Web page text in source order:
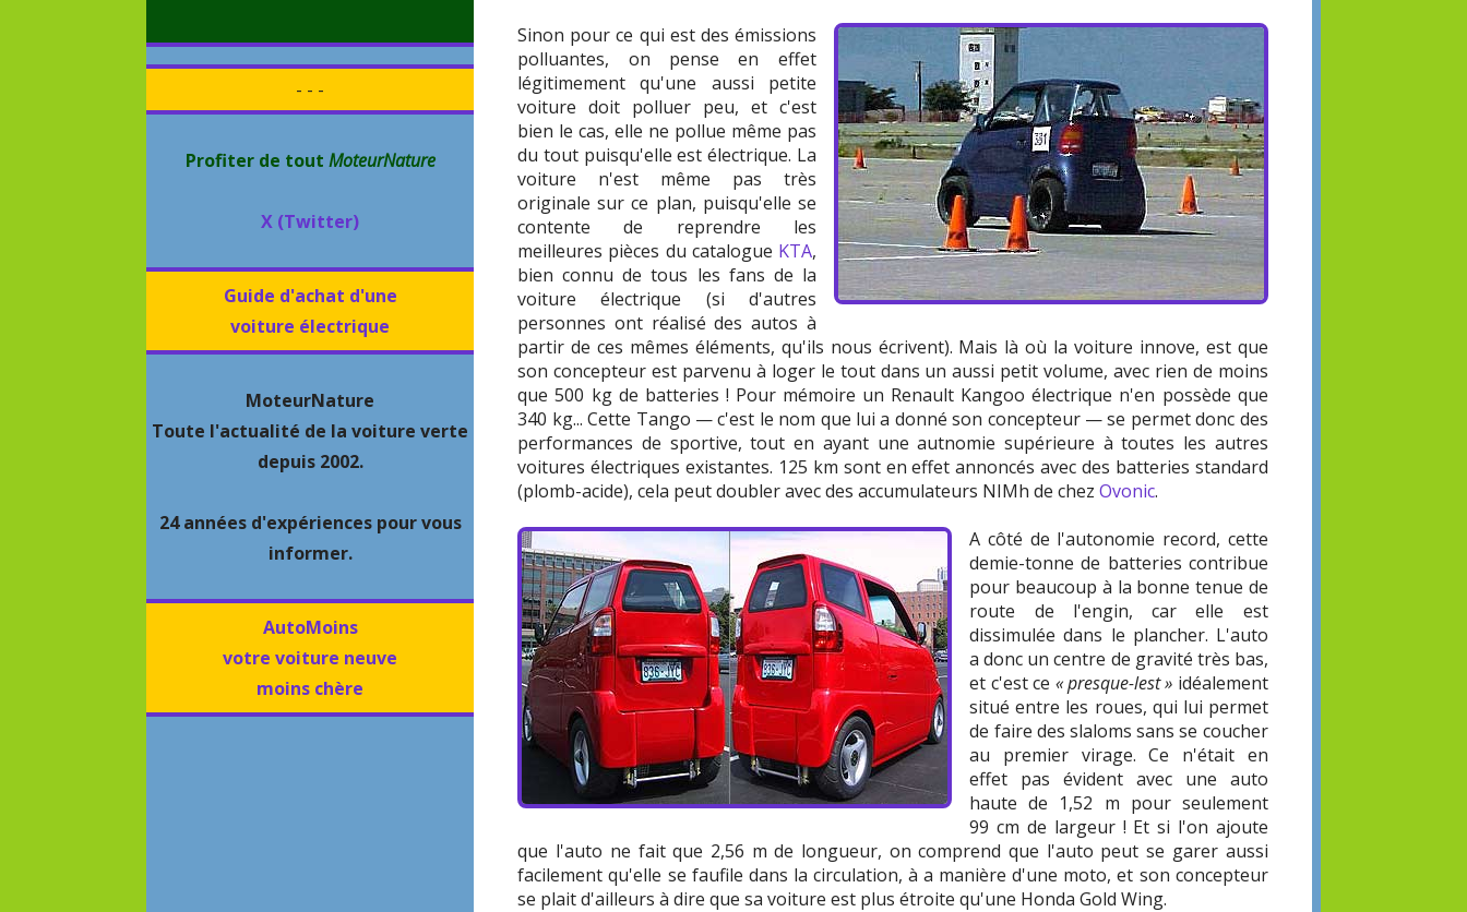
- - -
Profiter de tout MoteurNature
X (Twitter)
Guide d'achat d'une
voiture électrique
MoteurNature
Toute l'actualité de la voiture verte
depuis 2002.
24 années d'expériences pour vous
informer.
AutoMoins
votre voiture neuve
moins chère
Sinon pour ce qui est des émissions
polluantes, on pense en effet
légitimement qu'une aussi petite
voiture doit polluer peu, et c'est
bien le cas, elle ne pollue même pas
du tout puisqu'elle est électrique. La
voiture n'est même pas très
originale sur ce plan, puisqu'elle se
contente de reprendre les
meilleures pièces du catalogue KTA,
bien connu de tous les fans de la
voiture électrique (si d'autres
personnes ont réalisé des autos à
partir de ces mêmes éléments, qu'ils nous écrivent). Mais là où la voiture innove, est que
son concepteur est parvenu à loger le tout dans un aussi petit volume, avec rien de moins
que 500 kg de batteries ! Pour mémoire un Renault Kangoo électrique n'en possède que
340 kg... Cette Tango — c'est le nom que lui a donné son concepteur — se permet donc des
performances de sportive, tout en ayant une autnomie supérieure à toutes les autres
voitures électriques existantes. 125 km sont en effet annoncés avec des batteries standard
(plomb-acide), cela peut doubler avec des accumulateurs NIMh de chezOvonic.
A côté de l'autonomie record, cette
demie-tonne de batteries contribue
pour beaucoup à la bonne tenue de
route de l'engin, car elle est
dissimulée dans le plancher. L'auto
a donc un centre de gravité très bas,
et c'est ce « presque-lest » idéalement
situé entre les roues, qui lui permet
de faire des slaloms sans se coucher
au premier virage. Ce n'était en
effet pas évident avec une auto
haute de 1,52 m pour seulement
99 cm de largeur ! Et si l'on ajoute
que l'auto ne fait que 2,56 m de longueur, on comprend que l'auto peut se garer aussi
facilement qu'elle se faufile dans la circulation, à a manière d'une moto, et son concepteur
se plait d'ailleurs à dire que sa voiture est plus étroite qu'une Honda Gold Wing.